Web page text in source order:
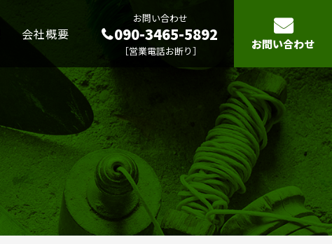
会社概要
お問い合わせ
090-3465-5892
［営業電話お断り］ お問い合わせ